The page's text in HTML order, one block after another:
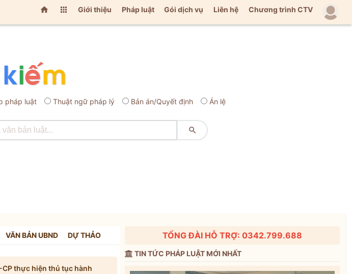
  Giới thiệu Pháp luật Gói dịch vụ Liên hệ Chương trình CTV
pháp luật Thuật ngữ pháp lý Bản án/Quyết định Án lệ

VĂN BẢN UBND DỰ THẢO
thực hiện thủ tục hành
TỔNG ĐÀI HỖ TRỢ: 0342.799.688
TIN TỨC PHÁP LUẬT MỚI NHẤT